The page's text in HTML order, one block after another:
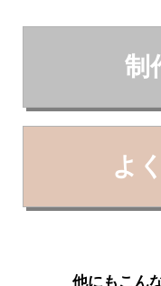
制
よ
他にもこん